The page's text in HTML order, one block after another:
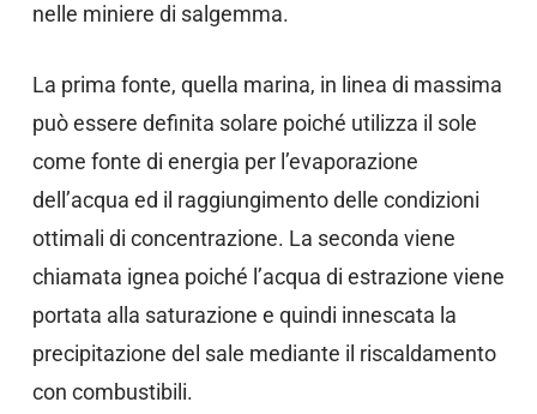
nelle miniere di salgemma.
La prima fonte, quella marina, in linea di massima
può essere definita solare poiché utilizza il sole
come fonte di energia per l’evaporazione
dell’acqua ed il raggiungimento delle condizioni
ottimali di concentrazione. La seconda viene
chiamata ignea poiché l’acqua di estrazione viene
portata alla saturazione e quindi innescata la
precipitazione del sale mediante il riscaldamento
con combustibili.